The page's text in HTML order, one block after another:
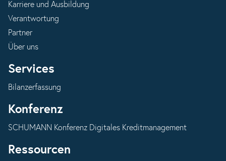
Karriere und Ausbildung
Verantwortung
Partner
Über uns
Services
Bilanzerfassung
Konferenz
SCHUMANN Konferenz Digitales Kreditmanagement
Ressourcen